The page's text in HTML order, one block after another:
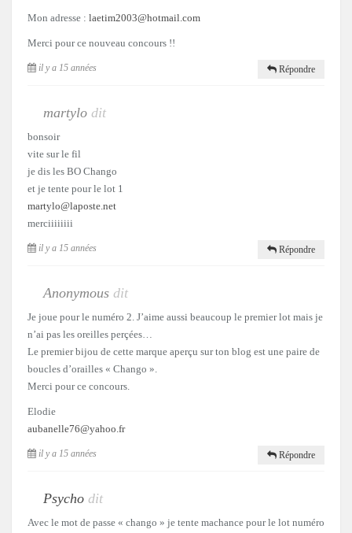
Mon adresse : laetim2003@hotmail.com
Merci pour ce nouveau concours !!
il y a 15 années Répondre
martylo dit
bonsoir
vite sur le fil
je dis les BO Chango
et je tente pour le lot 1
martylo@laposte.net
merciiiiiiii
il y a 15 années Répondre
Anonymous dit
Je joue pour le numéro 2. J’aime aussi beaucoup le premier lot mais je
n’ai pas les oreilles perçées…
Le premier bijou de cette marque aperçu sur ton blog est une paire de
boucles d’orailles « Chango ».
Merci pour ce concours.
Elodie
aubanelle76@yahoo.fr
il y a 15 années Répondre
Psycho dit
Avec le mot de passe « chango » je tente machance pour le lot numéro